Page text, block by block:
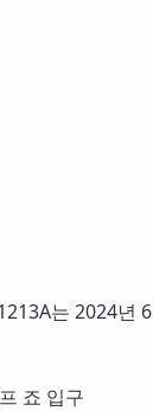
는 2024년
죠 입구